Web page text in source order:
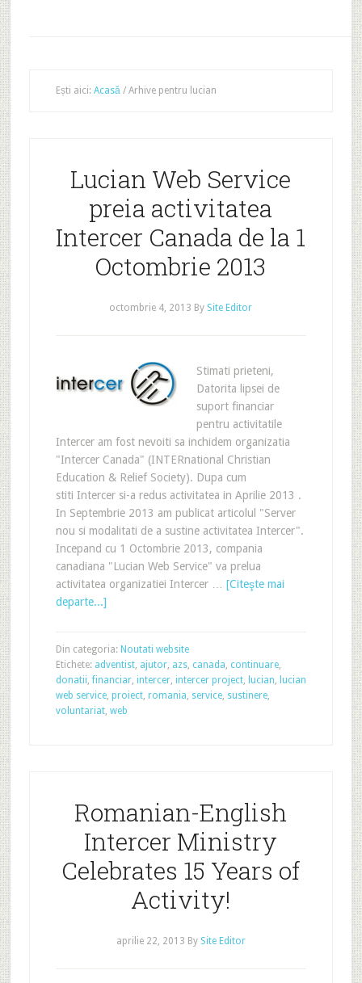
Ești aici: Acasă /Arhive pentru lucian
Lucian Web Service
preia activitatea
Intercer Canada de la 1
Octombrie 2013
octombrie 4, 2013 By Site Editor
Stimati prieteni,
Datorita lipsei de
suport financiar
pentru activitatile
Intercer am fost nevoiti sa inchidem organizatia
"Intercer Canada" (INTERnational Christian
Education & Relief Society). Dupa cum
stiti Intercer si-a redus activitatea in Aprilie 2013 .
In Septembrie 2013 am publicat articolul "Server
nou si modalitati de a sustine activitatea Intercer".
Incepand cu 1 Octombrie 2013, compania
canadiana "Lucian Web Service" va prelua
activitatea organizatiei Intercer … [Citeşte mai
departe...]
Din categoria: Noutati website
Etichete: adventist, ajutor, azs, canada, continuare,
donatii,financiar, intercer, intercer project, lucian, lucian
web service, proiect, romania, service, sustinere,
voluntariat, web
Romanian-English
Intercer Ministry
Celebrates 15 Years of
Activity!
aprilie 22, 2013 By Site Editor